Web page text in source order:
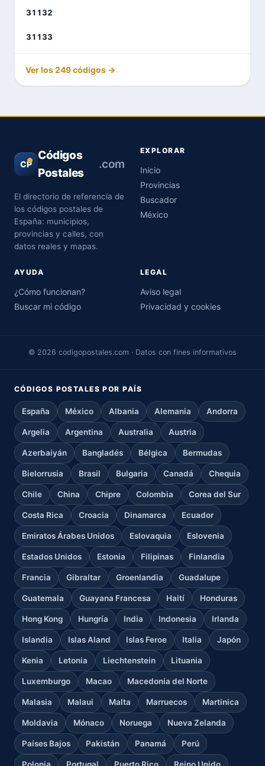
31132
31133
Ver los 249 códigos →
CP
Códigos
Postales
.com
El directorio de referencia de
los códigos postales de
España: municipios,
provincias y calles, con
datos reales y mapas.
EXPLORAR
Inicio
Provincias
Buscador
México
AYUDA
¿Cómo funcionan?
Buscar mi código
LEGAL
Aviso legal
Privacidad y cookies
© 2026 codigopostales.com · Datos con fines informativos
CÓDIGOS POSTALES POR PAÍS
España México Albania Alemania Andorra
Argelia Argentina Australia Austria
Azerbaiyán Bangladés Bélgica Bermudas
Bielorrusia Brasil Bulgaria Canadá Chequia
Chile China Chipre Colombia Corea del Sur
Costa Rica Croacia Dinamarca Ecuador
Emiratos Árabes Unidos Eslovaquia Eslovenia
Estados Unidos Estonia Filipinas Finlandia
Francia Gibraltar Groenlandia Guadalupe
Guatemala Guayana Francesa Haití Honduras
Hong Kong Hungría India Indonesia Irlanda
Islandia Islas Aland Islas Feroe Italia Japón
Kenia Letonia Liechtenstein Lituania
Luxemburgo Macao Macedonia del Norte
Malasia Malaui Malta Marruecos Martinica
Moldavia Mónaco Noruega Nueva Zelanda
Países Bajos Pakistán Panamá Perú
Polonia Portugal Puerto Rico Reino Unido